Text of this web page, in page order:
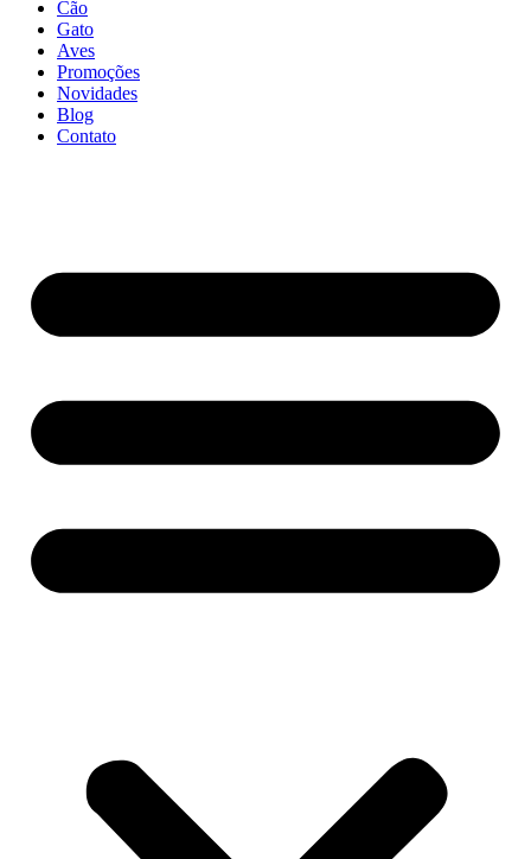
Cão
Gato
Aves
Promoções
Novidades
Blog
Contato